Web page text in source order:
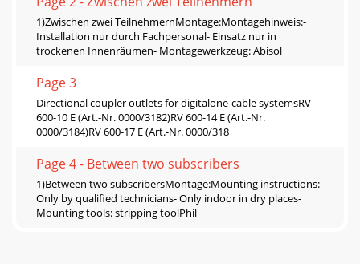
1)Zwischen zwei TeilnehmernMontage:Montagehinweis:-
Installation nur durch Fachpersonal- Einsatz nur in
trockenen Innenräumen- Montagewerkzeug: Abisol
Page 3
Directional coupler outlets for digitalone-cable systemsRV
600-10 E (Art.-Nr. 0000/3182)RV 600-14 E (Art.-Nr.
0000/3184)RV 600-17 E (Art.-Nr. 0000/318
Page 4 - Between two subscribers
1)Between two subscribersMontage:Mounting instructions:-
Only by qualified technicians- Only indoor in dry places-
Mounting tools: stripping toolPhil